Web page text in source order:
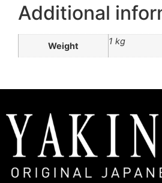
Additional
Weight 1 kg